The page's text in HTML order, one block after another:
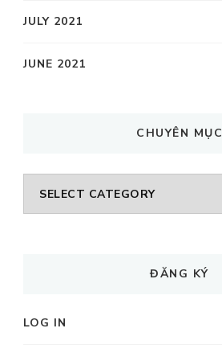
JULY 2021
JUNE 2021
CHUYÊN MỤC
CHUYÊN
MỤC
ĐĂNG KÝ
LOG IN